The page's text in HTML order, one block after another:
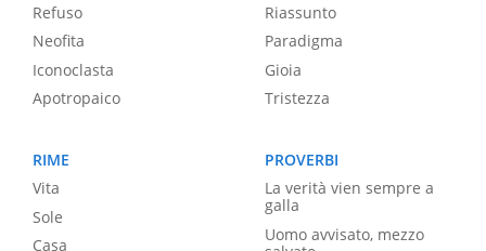
Refuso
Neofita
Iconoclasta
Apotropaico
Riassunto
Paradigma
Gioia
Tristezza
RIME
Vita
Sole
Casa
PROVERBI
La verità vien sempre a
galla
Uomo avvisato, mezzo